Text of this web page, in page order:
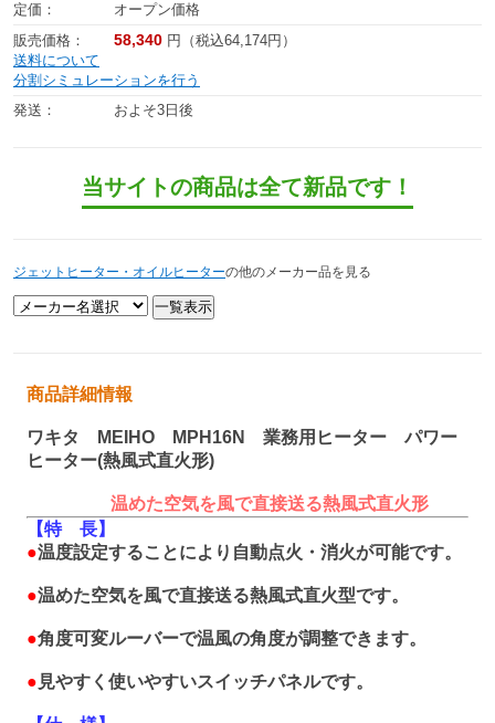
定価：
オープン価格
販売価格：
58,340 円（税込64,174円）
送料について
分割シミュレーションを行う
発送：
およそ3日後
当サイトの商品は全て新品です！
ジェットヒーター・オイルヒーターの他のメーカー品を見る
商品詳細情報
ワキタ MEIHO MPH16N 業務用ヒーター パワー
ヒーター(熱風式直火形)
温めた空気を風で直接送る熱風式直火形
【特 長】
●温度設定することにより自動点火・消火が可能です。
●温めた空気を風で直接送る熱風式直火型です。
●角度可変ルーバーで温風の角度が調整できます。
● 見やすく使いやすいスイッチパネルです。